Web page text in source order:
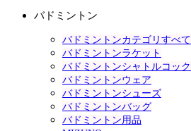
バドミントン
バドミントンカテゴリすべて
バドミントンラケット
バドミントンシャトルコック
バドミントンウェア
バドミントンシューズ
バドミントンバッグ
バドミントン用品